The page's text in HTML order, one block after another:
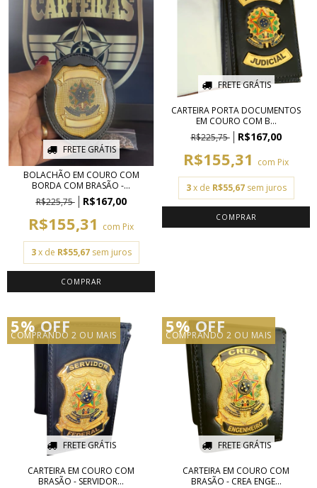
FRETE GRÁTIS
BOLACHÃO EM COURO COM
BORDA COM BRASÃO -...
R$225,75
R$167,00
R$155,31 com Pix
3 x de R$55,67 sem juros
FRETE GRÁTIS
CARTEIRA PORTA DOCUMENTOS
EM COURO COM B...
R$225,75
R$167,00
R$155,31 com Pix
3 x de R$55,67 sem juros
5% OFF
COMPRANDO 2 OU MAIS
FRETE GRÁTIS
CARTEIRA EM COURO COM
BRASÃO - SERVIDOR...
5% OFF
COMPRANDO 2 OU MAIS
FRETE GRÁTIS
CARTEIRA EM COURO COM
BRASÃO - CREA ENGE...